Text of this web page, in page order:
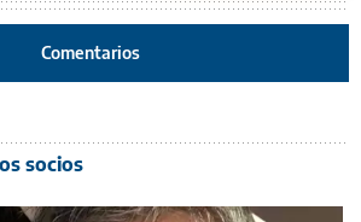
Comentarios
socios